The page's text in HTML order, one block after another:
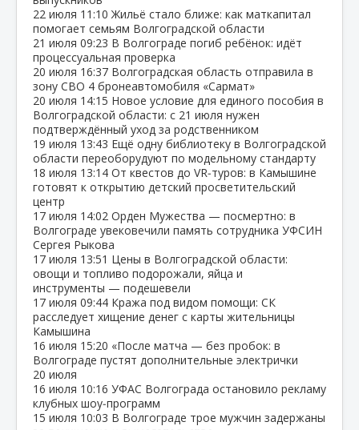
22 июля 11:10 Жильё стало ближе: как маткапитал
помогает семьям Волгоградской области
21 июля 09:23 В Волгограде погиб ребёнок: идёт
процессуальная проверка
20 июля 16:37 Волгоградская область отправила в
зону СВО 4 бронеавтомобиля «Сармат»
20 июля 14:15 Новое условие для единого пособия в
Волгоградской области: с 21 июля нужен
подтверждённый уход за родственником
19 июля 13:43 Ещё одну библиотеку в Волгоградской
области переоборудуют по модельному стандарту
18 июля 13:14 От квестов до VR‑туров: в Камышине
готовят к открытию детский просветительский
центр
17 июля 14:02 Орден Мужества — посмертно: в
Волгограде увековечили память сотрудника УФСИН
Сергея Рыкова
17 июля 13:51 Цены в Волгоградской области:
овощи и топливо подорожали, яйца и
инструменты — подешевели
17 июля 09:44 Кража под видом помощи: СК
расследует хищение денег с карты жительницы
Камышина
16 июля 15:20 «После матча — без пробок: в
Волгограде пустят дополнительные электрички
20 июля
16 июля 10:16 УФАС Волгограда остановило рекламу
клубных шоу‑программ
15 июля 10:03 В Волгограде трое мужчин задержаны